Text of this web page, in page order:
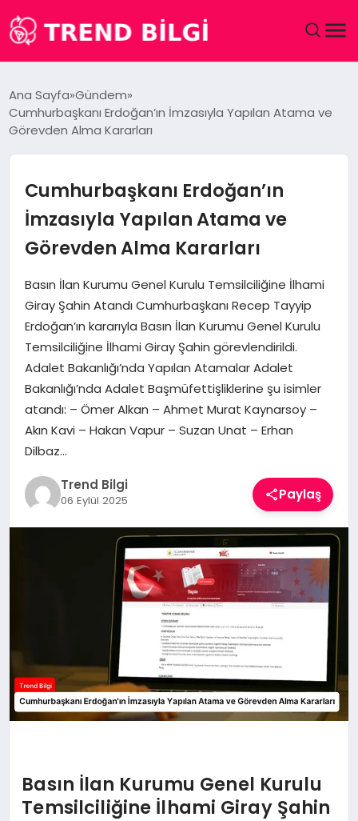
DÜNYA
EKONOMI
MAGAZIN
SAĞLIK
SPOR
TEKNOLOJI
YAŞAM
Ana Sayfa Gündem
Cumhurbaşkanı Erdoğan’ın İmzasıyla Yapılan Atama ve
Görevden Alma Kararları
Cumhurbaşkanı Erdoğan’ın
İmzasıyla Yapılan Atama ve
Görevden Alma Kararları
Basın İlan Kurumu Genel Kurulu Temsilciliğine İlhami
Giray Şahin Atandı Cumhurbaşkanı Recep Tayyip
Erdoğan’ın kararıyla Basın İlan Kurumu Genel Kurulu
Temsilciliğine İlhami Giray Şahin görevlendirildi.
Adalet Bakanlığı’nda Yapılan Atamalar Adalet
Bakanlığı’nda Adalet Başmüfettişliklerine şu isimler
atandı: – Ömer Alkan – Ahmet Murat Kaynarsoy –
Akın Kavi – Hakan Vapur – Suzan Unat – Erhan
Dilbaz…
Trend Bilgi
06 Eylül 2025 Paylaş
Basın İlan Kurumu Genel Kurulu
Temsilciliğine İlhami Giray Şahin